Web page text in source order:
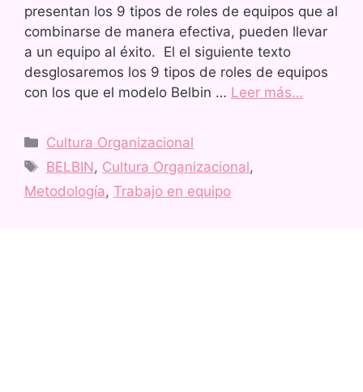
presentan los 9 tipos de roles de equipos que al
combinarse de manera efectiva, pueden llevar
a un equipo al éxito. El el siguiente texto
desglosaremos los 9 tipos de roles de equipos
con los que el modelo Belbin … Leer más…
Cultura Organizacional
BELBIN, Cultura Organizacional,
Metodología, Trabajo en equipo